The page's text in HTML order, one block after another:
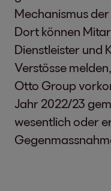
Mechanismus
Dort können
Dienstleister und
Verstösse
Otto Group
Jahr 2022/23
wesentlich oder